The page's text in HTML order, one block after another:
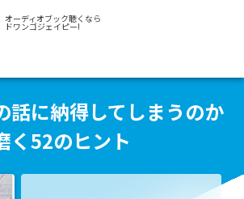
オーディオブック聴くなら
ドワンゴジェイピー!
話に納得してしまうのか
52のヒント